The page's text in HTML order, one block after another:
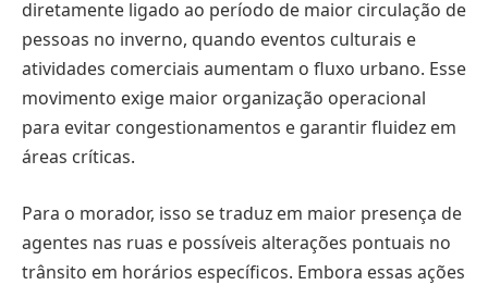
diretamente ligado ao período de maior circulação de
pessoas no inverno, quando eventos culturais e
atividades comerciais aumentam o fluxo urbano. Esse
movimento exige maior organização operacional
para evitar congestionamentos e garantir fluidez em
áreas críticas.
Para o morador, isso se traduz em maior presença de
agentes nas ruas e possíveis alterações pontuais no
trânsito em horários específicos. Embora essas ações